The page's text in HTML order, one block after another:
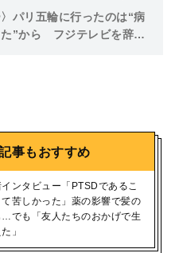
げで生きていこうと思え
パリ五輪に行ったのは“病
”から フジテレビを辞め
事もおすすめ
インタビュー「PTSDであるこ
苦しかった」薬の影響で髪の
でも「友人たちのおかげで生
」